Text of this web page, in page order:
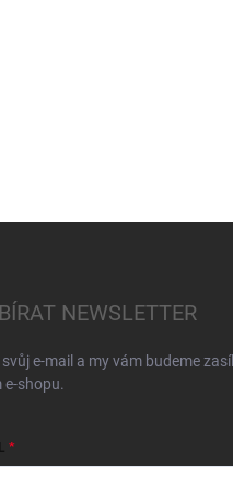
NEWSLETTER
e-mail a my vám budeme
e-shopu.